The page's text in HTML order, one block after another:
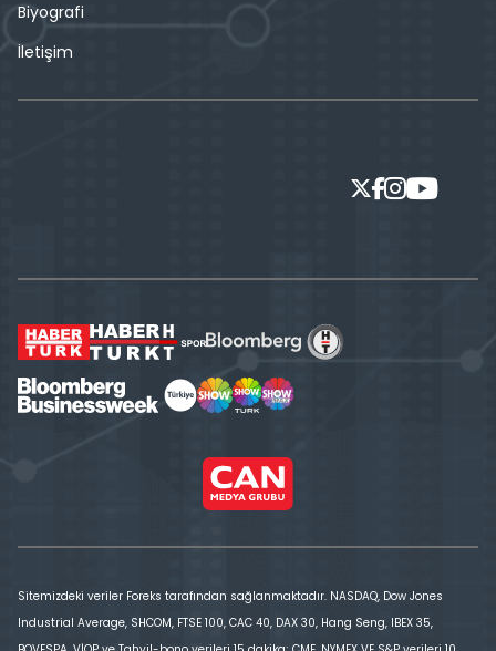
Biyografi
İletişim
Sitemizdeki veriler Foreks tarafından sağlanmaktadır. NASDAQ, Dow Jones
Industrial Average, SHCOM, FTSE 100, CAC 40, DAX 30, Hang Seng, IBEX 35,